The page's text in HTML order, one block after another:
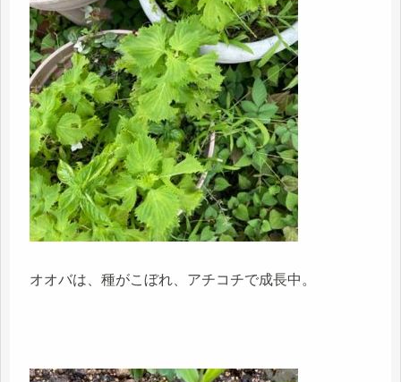
オオバは、種がこぼれ、アチコチで成長中。